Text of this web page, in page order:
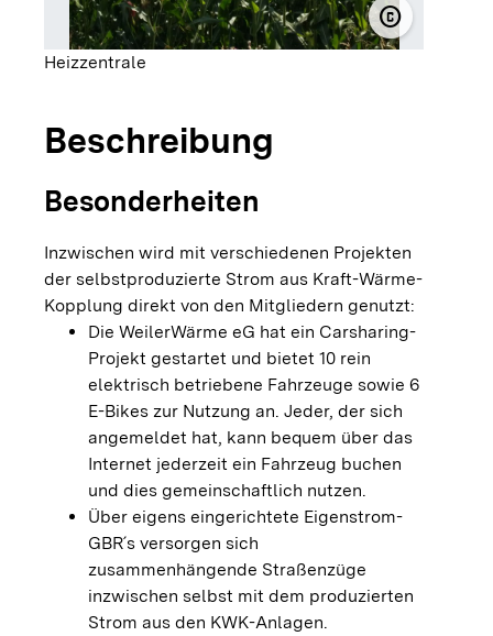
copyright
©
Heizzentrale
Beschreibung
Besonderheiten
Inzwischen wird mit verschiedenen Projekten
der selbstproduzierte Strom aus Kraft-Wärme-
Kopplung direkt von den Mitgliedern genutzt:
Die WeilerWärme eG hat ein Carsharing-
Projekt gestartet und bietet 10 rein
elektrisch betriebene Fahrzeuge sowie 6
E-Bikes zur Nutzung an. Jeder, der sich
angemeldet hat, kann bequem über das
Internet jederzeit ein Fahrzeug buchen
und dies gemeinschaftlich nutzen.
Über eigens eingerichtete Eigenstrom-
GBR´s versorgen sich
zusammenhängende Straßenzüge
inzwischen selbst mit dem produzierten
Strom aus den KWK-Anlagen.